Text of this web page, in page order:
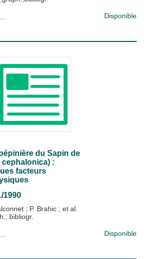
Disponible
du Sapin de
:
facteurs
1990
; P. Brahic ; et al.
bibliogr.
Disponible